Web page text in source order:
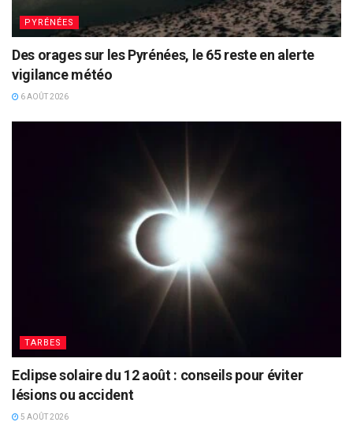
PYRÉNÉES
Des orages sur les Pyrénées, le 65 reste en alerte
vigilance météo
6 AOÛT 2026
TARBES
Eclipse solaire du 12 août : conseils pour éviter
lésions ou accident
5 AOÛT 2026